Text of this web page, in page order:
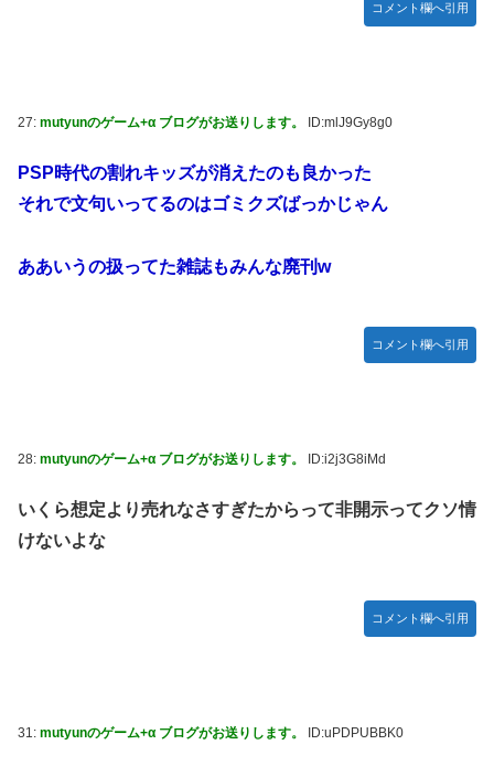
コメント欄へ引用
27: mutyunのゲーム+α ブログがお送りします。 ID:mlJ9Gy8g0
PSP時代の割れキッズが消えたのも良かった
それで文句いってるのはゴミクズばっかじゃん
ああいうの扱ってた雑誌もみんな廃刊w
コメント欄へ引用
28: mutyunのゲーム+α ブログがお送りします。 ID:i2j3G8iMd
いくら想定より売れなさすぎたからって非開示ってクソ情
けないよな
コメント欄へ引用
31: mutyunのゲーム+α ブログがお送りします。 ID:uPDPUBBK0